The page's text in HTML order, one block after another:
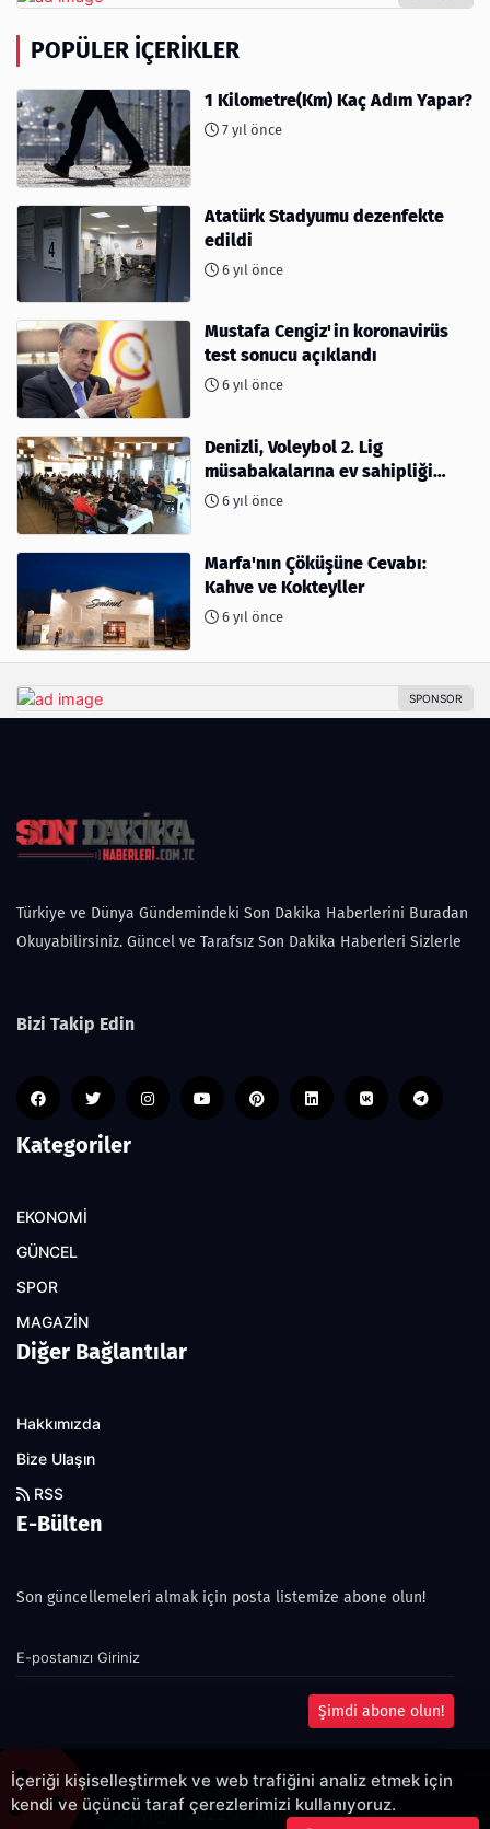
POPÜLER İÇERIKLER
1 Kilometre(Km) Kaç Adım Yapar?
7 yıl önce
Atatürk Stadyumu dezenfekte
edildi
6 yıl önce
Mustafa Cengiz'in koronavirüs
test sonucu açıklandı
6 yıl önce
Denizli, Voleybol 2. Lig
müsabakalarına ev sahipliği
yapıyor
6 yıl önce
Marfa'nın Çöküşüne Cevabı:
Kahve ve Kokteyller
6 yıl önce
Türkiye ve Dünya Gündemindeki Son Dakika Haberlerini Buradan
Okuyabilirsiniz. Güncel ve Tarafsız Son Dakika Haberleri Sizlerle
Bizi Takip Edin
Kategoriler
EKONOMİ
GÜNCEL
SPOR
MAGAZİN
Diğer Bağlantılar
Hakkımızda
Bize Ulaşın
RSS
E-Bülten
Son güncellemeleri almak için posta listemize abone olun!
Şimdi abone olun!
Copyright 2022© - Allright reserved.
İçeriği kişiselleştirmek ve web trafiğini analiz etmek için
kendi ve üçüncü taraf çerezlerimizi kullanıyoruz.